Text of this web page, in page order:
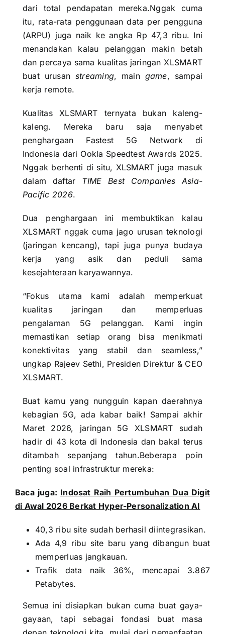
dari total pendapatan mereka.Nggak cuma
itu, rata-rata penggunaan data per pengguna
(ARPU) juga naik ke angka Rp 47,3 ribu. Ini
menandakan kalau pelanggan makin betah
dan percaya sama kualitas jaringan XLSMART
buat urusan streaming, main game, sampai
kerja remote.
Kualitas XLSMART ternyata bukan kaleng-
kaleng. Mereka baru saja menyabet
penghargaan Fastest 5G Network di
Indonesia dari Ookla Speedtest Awards 2025.
Nggak berhenti di situ, XLSMART juga masuk
dalam daftar TIME Best Companies Asia-
Pacific 2026.
Dua penghargaan ini membuktikan kalau
XLSMART nggak cuma jago urusan teknologi
(jaringan kencang), tapi juga punya budaya
kerja yang asik dan peduli sama
kesejahteraan karyawannya.
“Fokus utama kami adalah memperkuat
kualitas jaringan dan memperluas
pengalaman 5G pelanggan. Kami ingin
memastikan setiap orang bisa menikmati
konektivitas yang stabil dan seamless,”
ungkap Rajeev Sethi, Presiden Direktur & CEO
XLSMART.
Buat kamu yang nungguin kapan daerahnya
kebagian 5G, ada kabar baik! Sampai akhir
Maret 2026, jaringan 5G XLSMART sudah
hadir di 43 kota di Indonesia dan bakal terus
ditambah sepanjang tahun.Beberapa poin
penting soal infrastruktur mereka:
Baca juga: Indosat Raih Pertumbuhan Dua Digit
di Awal 2026 Berkat Hyper-Personalization AI
40,3 ribu site sudah berhasil diintegrasikan.
Ada 4,9 ribu site baru yang dibangun buat
memperluas jangkauan.
Trafik data naik 36%, mencapai 3.867
Petabytes.
Semua ini disiapkan bukan cuma buat gaya-
gayaan, tapi sebagai fondasi buat masa